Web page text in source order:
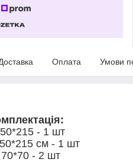
Оплата Умови
- 1 шт
см - 1 шт
- 2 шт